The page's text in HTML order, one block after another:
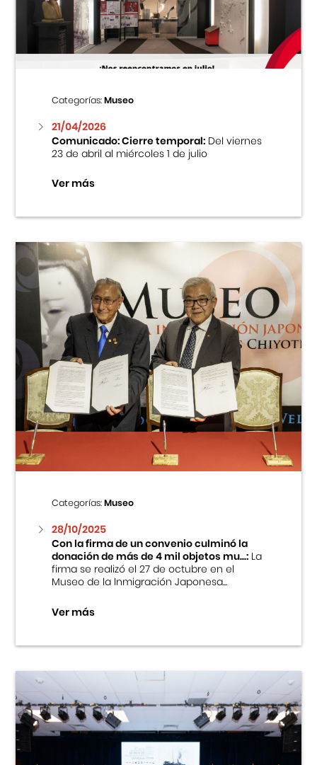
Centro Cultural Peruano Japonés
Museo de la Inmigración Japonesa
Fondo Editorial
Teatro Peruano Japonés
Categorías:Museo
21/04/2026
Comunicado: Cierre temporal:Del viernes
23 de abril al miércoles 1 de julio
Ver más
Categorías:Museo
28/10/2025
Con la firma de un convenio culminó la
donación de más de 4 mil objetos mu...:La
firma se realizó el 27 de octubre en el
Museo de la Inmigración Japonesa...
Ver más